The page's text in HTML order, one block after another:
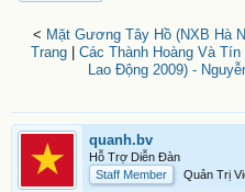
< Mặt Gương Tây Hồ (NXB Hà
Trang| Các Thành Hoàng Và
Lao Động 2009) -
quanh.bv
Hỗ Trợ Diễn Đàn
Staff Member
Quản Trị